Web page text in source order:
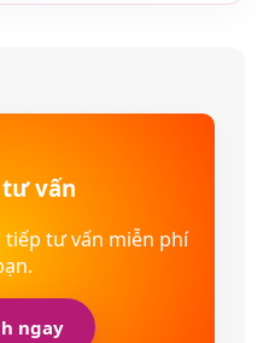
vấn
tiếp tư vấn miễn phí
ngay